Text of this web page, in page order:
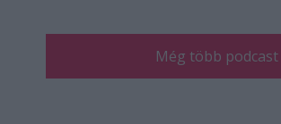
Még több podcast